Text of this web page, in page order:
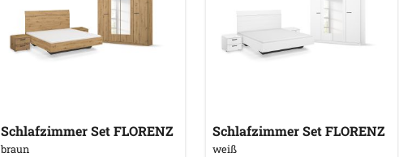
Schlafzimmer Set FLORENZ
braun
Schlafzimmer Set FLORENZ
weiß